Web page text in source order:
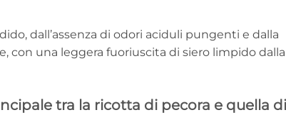
dall’assenza di odori aciduli pungenti e dalla
con una leggera fuoriuscita di siero limpido dalla
tra la ricotta di pecora e quella di